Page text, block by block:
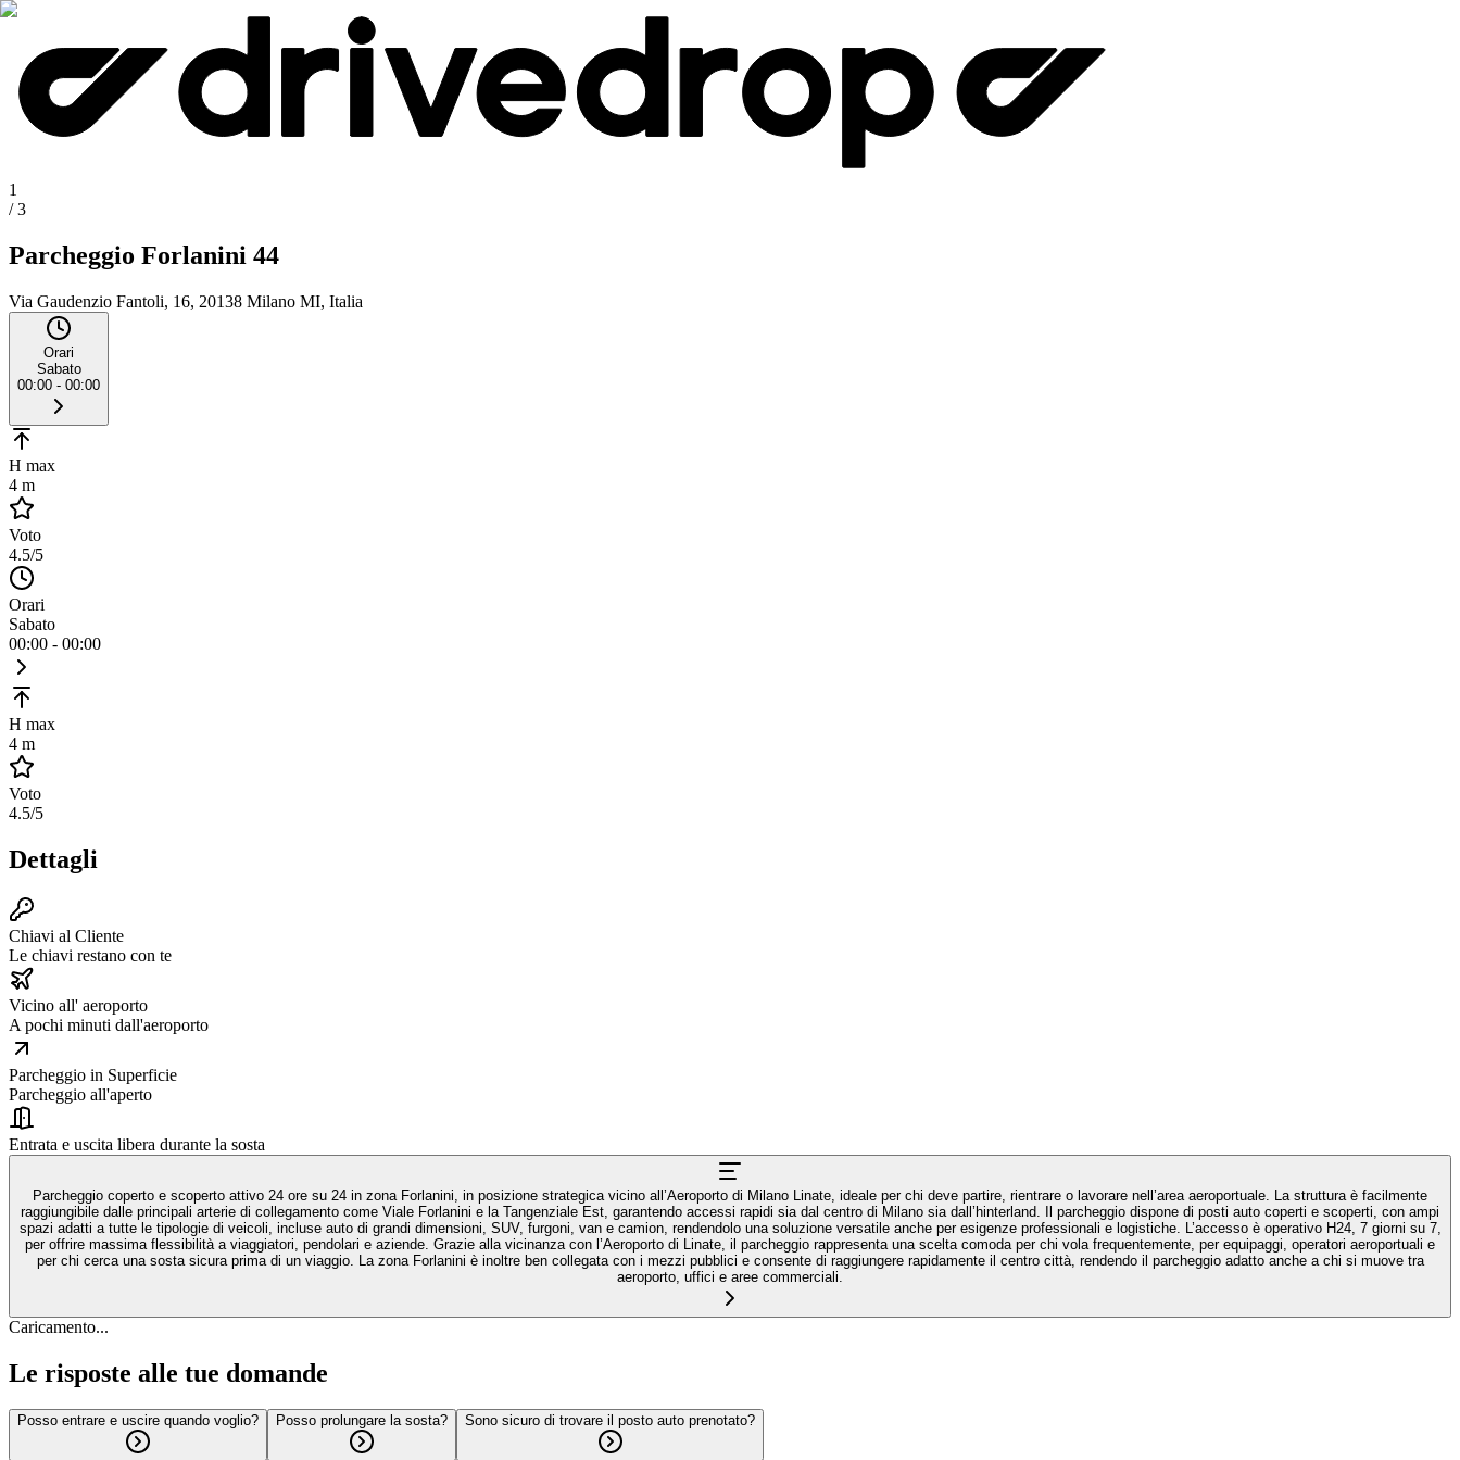
1
/3
Parcheggio Forlanini 44
Via Gaudenzio Fantoli, 16, 20138 Milano MI, Italia
Orari
Sabato
00:00 - 00:00
H max
4 m
Voto
4.5/5
Orari
Sabato
00:00 - 00:00
H max
4 m
Voto
4.5/5
Dettagli
Chiavi al Cliente
Le chiavi restano con te
Vicino all' aeroporto
A pochi minuti dall'aeroporto
Parcheggio in Superficie
Parcheggio all'aperto
Entrata e uscita libera durante la sosta
Parcheggio coperto e scoperto attivo 24 ore su 24 in zona Forlanini, in posizione strategica vicino all’Aeroporto di Milano Linate, ideale per chi deve partire, rientrare o lavorare nell’area aeroportuale. La struttura è facilmente
raggiungibile dalle principali arterie di collegamento come Viale Forlanini e la Tangenziale Est, garantendo accessi rapidi sia dal centro di Milano sia dall’hinterland. Il parcheggio dispone di posti auto coperti e scoperti, con ampi
spazi adatti a tutte le tipologie di veicoli, incluse auto di grandi dimensioni, SUV, furgoni, van e camion, rendendolo una soluzione versatile anche per esigenze professionali e logistiche. L’accesso è operativo H24, 7 giorni su 7,
per offrire massima flessibilità a viaggiatori, pendolari e aziende. Grazie alla vicinanza con l’Aeroporto di Linate, il parcheggio rappresenta una scelta comoda per chi vola frequentemente, per equipaggi, operatori aeroportuali e
per chi cerca una sosta sicura prima di un viaggio. La zona Forlanini è inoltre ben collegata con i mezzi pubblici e consente di raggiungere rapidamente il centro città, rendendo il parcheggio adatto anche a chi si muove tra
aeroporto, uffici e aree commerciali.
Caricamento...
Le risposte alle tue domande
Posso entrare e uscire quando voglio? Posso prolungare la sosta? Sono sicuro di trovare il posto auto prenotato?